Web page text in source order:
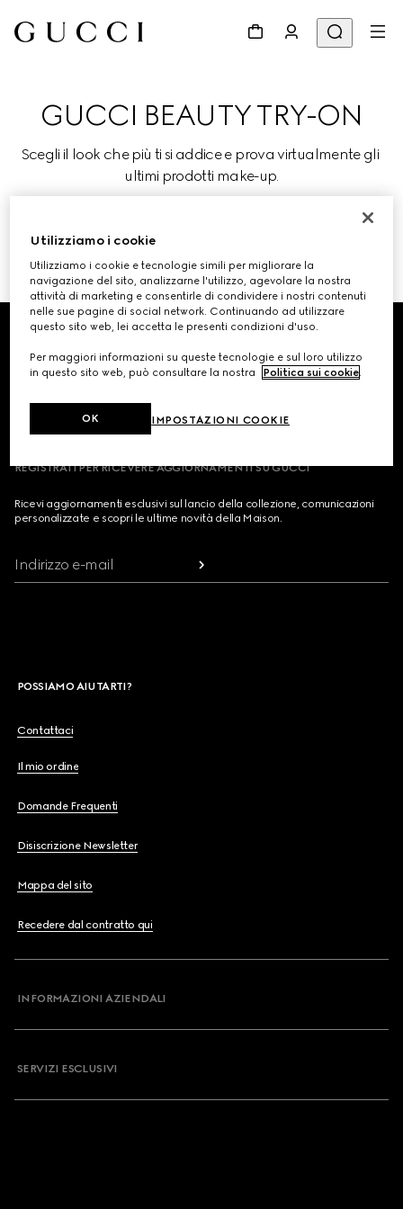
GUCCI BEAUTY TRY-ON
Scegli il look che più ti si addice e prova virtualmente gli
ultimi prodotti make-up.
Footer
RICERCA NEGOZIO
Paese/Regione, Città
REGISTRATI PER RICEVERE AGGIORNAMENTI SU GUCCI
Ricevi aggiornamenti esclusivi sul lancio della collezione, comunicazioni
personalizzate e scopri le ultime novità della Maison.
Indirizzo e-mail
POSSIAMO AIUTARTI?
Contattaci
Il mio ordine
Domande Frequenti
Disiscrizione Newsletter
Mappa del sito
Recedere dal contratto qui
INFORMAZIONI AZIENDALI
SERVIZI ESCLUSIVI
Utilizziamo i cookie
Utilizziamo i cookie e tecnologie simili per migliorare la
navigazione del sito, analizzarne l'utilizzo, agevolare la nostra
attività di marketing e consentirle di condividere i nostri contenuti
nelle sue pagine di social network. Continuando ad utilizzare
questo sito web, lei accetta le presenti condizioni d'uso.
Per maggiori informazioni su queste tecnologie e sul loro utilizzo
in questo sito web, può consultare la nostra
Politica sui cookie
IMPOSTAZIONI COOKIE
OK